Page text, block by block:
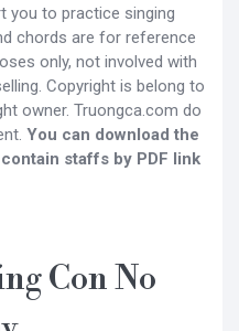
you to practice singing
chords are for reference
only, not involved with
Copyright is belong to
owner. Truongca.com do
You can download the
staffs by PDF link
Con No